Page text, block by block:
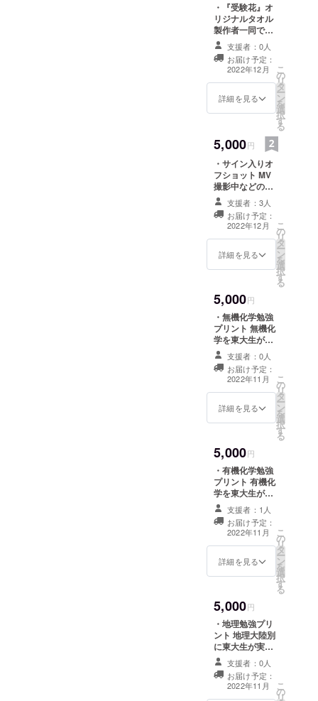
・『受験花』オ
リジナルタオル
製作者一同で、
『受験花』のオ
リジナルタオル
を制作し、お送
りいたします。
・感謝のメッ
セージ 製作者一
きます。
支援者：0人
お届け予定：
2022年12月
詳細を見る
こ
の
リ
タ
ー
ン
を
選
択
す
る
5,000円
・サイン入りオ
フショット MV
撮影中などのオ
フショットにな
ります。 ・『受
験花』CD
Jamieによる
『受験花』の音
源になります。
※音源は商業利用
メッセージ 製作
者一同より心を
込めて 感謝の手
紙を贈らせてい
ただきます。
支援者：3人
お届け予定：
2022年12月
詳細を見る
こ
の
リ
タ
ー
ン
を
選
択
す
る
5,000円
・無機化学勉強
プリント 無機化
学を東大生が実
際にまとめた
ノートのコピー
です。 ・激励の
メッセージ 東京
大学理科二・三
類22組より心を
ていただきま
す。
支援者：0人
お届け予定：
2022年11月
詳細を見る
こ
の
リ
タ
ー
ン
を
選
択
す
る
5,000円
・有機化学勉強
プリント 有機化
学を東大生が実
際にまとめた
ノートのコピー
です。 ・激励の
メッセージ 東京
大学理科二・三
類22組より心を
ていただきま
す。
支援者：1人
お届け予定：
2022年11月
詳細を見る
こ
の
リ
タ
ー
ン
を
選
択
す
る
5,000円
・地理勉強プリ
ント 地理大陸別
に東大生が実際
にまとめたノー
トのコピーで
す。 ・激励の
メッセージ 東京
支援者：0人
お届け予定：
2022年11月
こ
の
リ